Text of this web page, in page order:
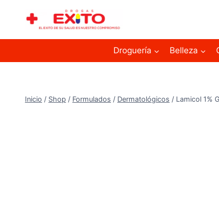
Droguería Belleza
Inicio / Shop / Formulados / Dermatológicos / Lamicol 1%